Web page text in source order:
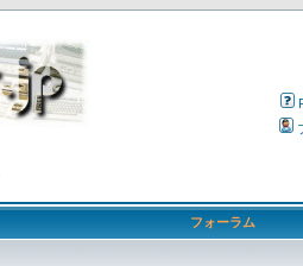
フォーラム